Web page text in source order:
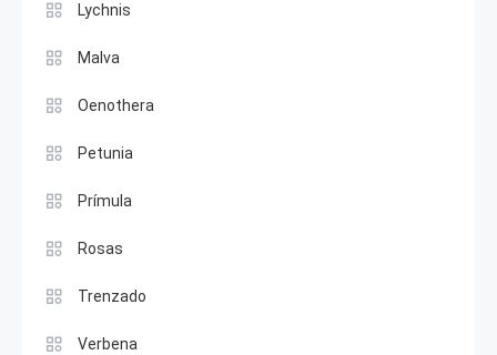
Lychnis
Malva
Oenothera
Petunia
Prímula
Rosas
Trenzado
Verbena